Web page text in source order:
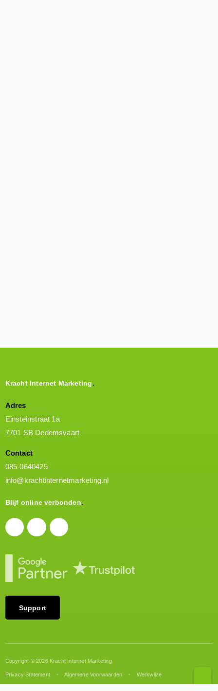
Kracht Internet Marketing
Adres
Einsteinstraat 1a
7701 SB Dedemsvaart
Contact
085-0640425
info@krachtinternetmarketing.nl
Blijf online verbonden
Support
Copyright © 2026 Kracht Internet Marketing
Privacy Statement Algemene Voorwaarden Werkwijze